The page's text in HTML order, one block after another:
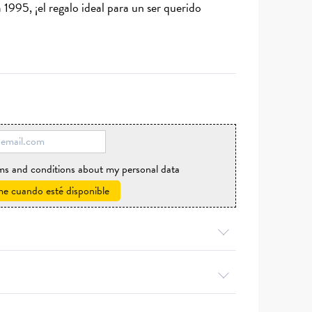
¡el regalo ideal para un ser querido
and conditions about my personal data
cuando esté disponible